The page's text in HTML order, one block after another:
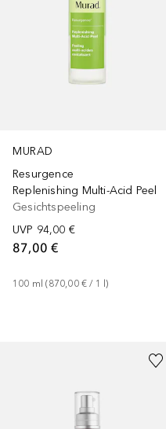
MURAD
Resurgence
Replenishing Multi-Acid Peel
Gesichtspeeling
UVP 94,00 €
87,00 €
100 ml (870,00 € / 1 l)